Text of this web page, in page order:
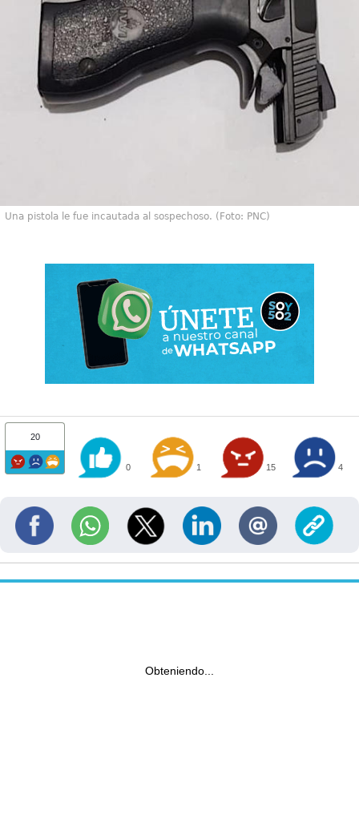
Una pistola le fue incautada al sospechoso. (Foto: PNC)
20
0 1 15 4
Obteniendo...